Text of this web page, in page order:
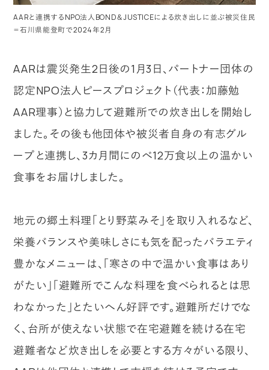
AARと連携するNPO法人BOND＆JUSTICEによる炊き出しに並ぶ被災住民
＝石川県能登町で2024年2月
AARは震災発生2日後の1月3日、パートナー団体の
認定NPO法人ピースプロジェクト（代表：加藤勉
AAR理事）と協力して避難所での炊き出しを開始し
ました。その後も他団体や被災者自身の有志グル
ープと連携し、3カ月間にのべ12万食以上の温かい
食事をお届けしました。
地元の郷土料理「とり野菜みそ」を取り入れるなど、
栄養バランスや美味しさにも気を配ったバラエティ
豊かなメニューは、「寒さの中で温かい食事はあり
がたい」「避難所でこんな料理を食べられるとは思
わなかった」とたいへん好評です。避難所だけでな
く、台所が使えない状態で在宅避難を続ける在宅
避難者など炊き出しを必要とする方々がいる限り、